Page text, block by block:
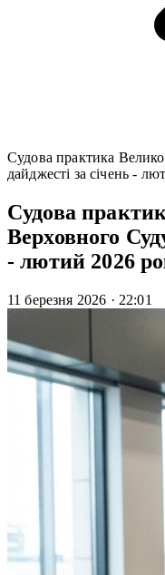
Cудова практика
дайджесті за січень -
Cудова
Верховного
- лютий 2026
11 березня 2026 · 22:01